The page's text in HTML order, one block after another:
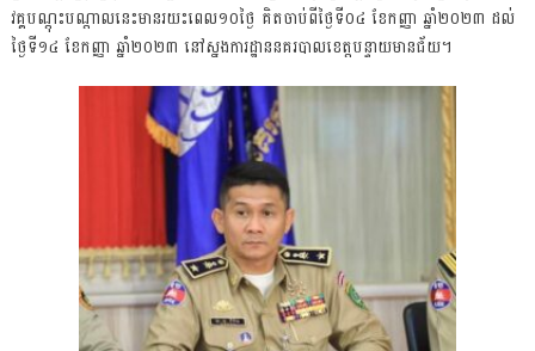
វគ្គបណ្តុះបណ្តាលនេះមានរយះពេល១០ថ្ងៃ គិតចាប់ពីថ្ងៃទី០៤ ខែកញ្ញា ឆ្នាំ២០២៣ ដល់
ថ្ងៃទី១៤ ខែកញ្ញា ឆ្នាំ២០២៣ នៅស្នងការដ្ឋាននគរបាលខេត្តបន្ទាយមានជ័យ។